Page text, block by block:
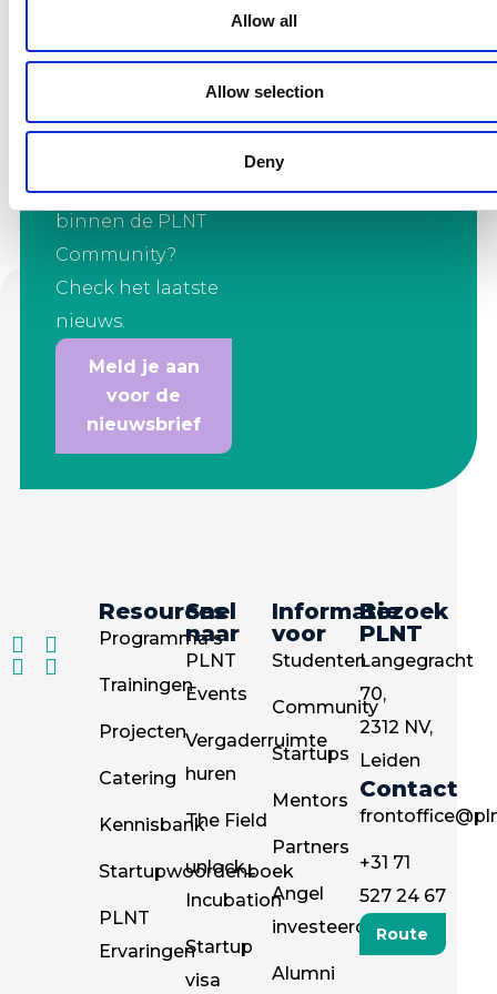
Allow all
Allow selection
Deny
blijven van de
ontwikkelingen
en ondernemers
binnen de PLNT
Community?
Check het laatste
nieuws.
Meld je aan
voor de
nieuwsbrief
Resources
Programma's
Trainingen
Projecten
Catering
Kennisbank
Startupwoordenboek
PLNT
Ervaringen
Snel
naar
PLNT
Events
Vergaderruimte
huren
The Field
unlock_
Incubation
Startup
visa
Informatie
voor
Studenten
Community
Startups
Mentors
Partners
Angel
investeerders
Alumni
Bezoek
PLNT
Langegracht
70,
2312 NV,
Leiden
Contact
+31 71
527 24 67
Route